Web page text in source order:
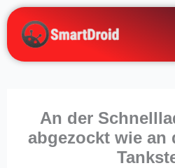
Zum
Inhalt
springen
An der
abgezockt wie an